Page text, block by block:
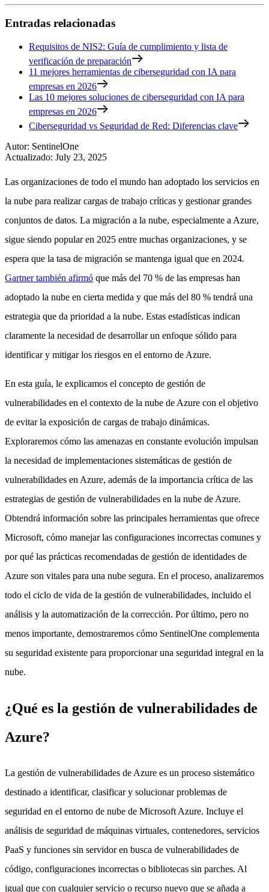
Entradas relacionadas
Requisitos de NIS2: Guía de cumplimiento y lista de
verificación de preparación
11 mejores herramientas de ciberseguridad con IA para
empresas en 2026
Las 10 mejores soluciones de ciberseguridad con IA para
empresas en 2026
Ciberseguridad vs Seguridad de Red: Diferencias clave
Autor: SentinelOne
Actualizado: July 23, 2025
Las organizaciones de todo el mundo han adoptado los servicios en
la nube para realizar cargas de trabajo críticas y gestionar grandes
conjuntos de datos. La migración a la nube, especialmente a Azure,
sigue siendo popular en 2025 entre muchas organizaciones, y se
espera que la tasa de migración se mantenga igual que en 2024.
Gartner también afirmó que más del 70 % de las empresas han
adoptado la nube en cierta medida y que más del 80 % tendrá una
estrategia que da prioridad a la nube. Estas estadísticas indican
claramente la necesidad de desarrollar un enfoque sólido para
identificar y mitigar los riesgos en el entorno de Azure.
En esta guía, le explicamos el concepto de gestión de
vulnerabilidades en el contexto de la nube de Azure con el objetivo
de evitar la exposición de cargas de trabajo dinámicas.
Exploraremos cómo las amenazas en constante evolución impulsan
la necesidad de implementaciones sistemáticas de gestión de
vulnerabilidades en Azure, además de la importancia crítica de las
estrategias de gestión de vulnerabilidades en la nube de Azure.
Obtendrá información sobre las principales herramientas que ofrece
Microsoft, cómo manejar las configuraciones incorrectas comunes y
por qué las prácticas recomendadas de gestión de identidades de
Azure son vitales para una nube segura. En el proceso, analizaremos
todo el ciclo de vida de la gestión de vulnerabilidades, incluido el
análisis y la automatización de la corrección. Por último, pero no
menos importante, demostraremos cómo SentinelOne complementa
su seguridad existente para proporcionar una seguridad integral en la
nube.
¿Qué es la gestión de vulnerabilidades de
Azure?
La gestión de vulnerabilidades de Azure es un proceso sistemático
destinado a identificar, clasificar y solucionar problemas de
seguridad en el entorno de nube de Microsoft Azure. Incluye el
análisis de seguridad de máquinas virtuales, contenedores, servicios
PaaS y funciones sin servidor en busca de vulnerabilidades de
código, configuraciones incorrectas o bibliotecas sin parches. Al
igual que con cualquier servicio o recurso nuevo que se añada a